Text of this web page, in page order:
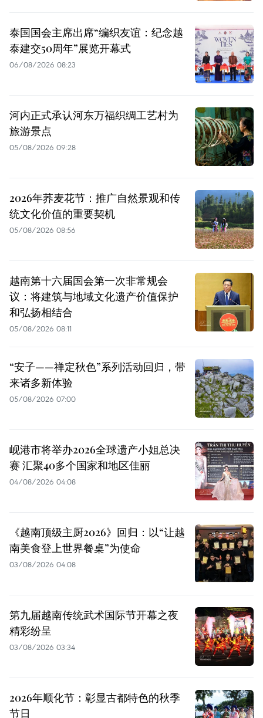
泰国国会主席出席“编织友谊：纪念越
泰建交50周年”展览开幕式
06/08/2026 08:23
河内正式承认河东万福织绸工艺村为
旅游景点
05/08/2026 09:28
2026年荞麦花节：推广自然景观和传
统文化价值的重要契机
05/08/2026 08:56
越南第十六届国会第一次非常规会
议：将建筑与地域文化遗产价值保护
和弘扬相结合
05/08/2026 08:11
“安子——禅定秋色”系列活动回归，带
来诸多新体验
05/08/2026 07:00
岘港市将举办2026全球遗产小姐总决
赛 汇聚40多个国家和地区佳丽
04/08/2026 04:08
《越南顶级主厨2026》回归：以“让越
南美食登上世界餐桌”为使命
03/08/2026 04:08
第九届越南传统武术国际节开幕之夜
精彩纷呈
03/08/2026 03:34
2026年顺化节：彰显古都特色的秋季
节日